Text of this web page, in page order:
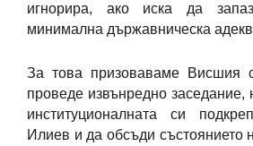
игнорира, ако иска да
минимална държавническа
За това призоваваме Висшия
проведе извънредно заседание,
институционалната си
Илиев и да обсъди състоянието